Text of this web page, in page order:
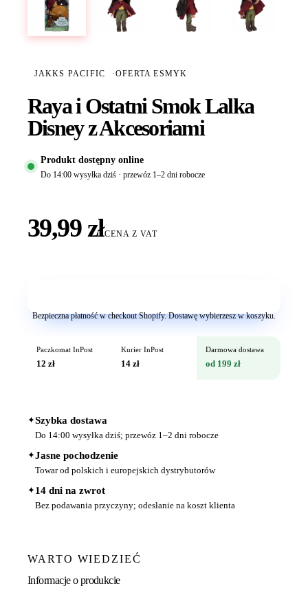
JAKKS PACIFIC ·OFERTA ESMYK
Raya i Ostatni Smok Lalka
Disney z Akcesoriami
Produkt dostępny online
Do 14:00 wysyłka dziś · przewóz 1–2 dni robocze
39,99 złCENA Z VAT
Bezpieczna płatność w checkout Shopify. Dostawę wybierzesz w koszyku.
Paczkomat InPost
12 zł
Kurier InPost
14 zł
Darmowa dostawa
od 199 zł
✦Szybka dostawa
Do 14:00 wysyłka dziś; przewóz 1–2 dni robocze
✦Jasne pochodzenie
Towar od polskich i europejskich dystrybutorów
✦14 dni na zwrot
Bez podawania przyczyny; odesłanie na koszt klienta
WARTO WIEDZIEĆ
Informacje o produkcie